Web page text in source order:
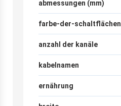
abmessungen (mm)
farbe-der-schaltflächen
anzahl der kanäle
kabelnamen
ernährung